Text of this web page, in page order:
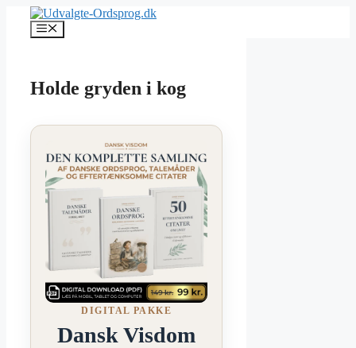
indhold
Menu
Holde gryden i kog
DIGITAL PAKKE
Dansk Visdom